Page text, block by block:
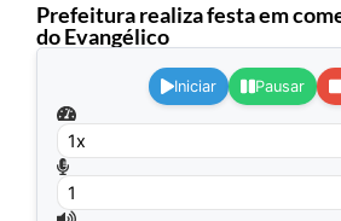
Prefeitura realiza festa em
do Evangélico
Iniciar Pausar